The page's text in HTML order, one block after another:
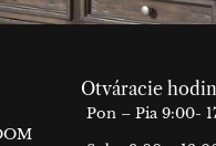
Otváracie
Pon – Pia 9:00-